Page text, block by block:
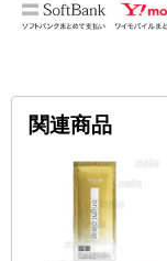
関連商品